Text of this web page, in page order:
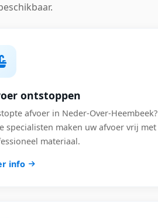
ontstoppen
afvoer in Neder-Over-Heembeek?
specialisten maken uw afvoer vrij met
materiaal.
info